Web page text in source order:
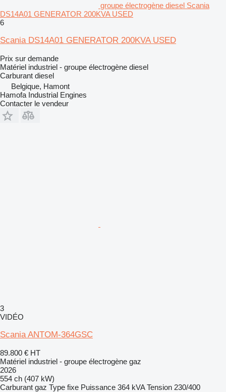
groupe électrogène diesel Scania
DS14A01 GENERATOR 200KVA USED
6
Scania DS14A01 GENERATOR 200KVA USED
Prix sur demande
Matériel industriel - groupe électrogène diesel
Carburant diesel
Belgique, Hamont
Hamofa Industrial Engines
Contacter le vendeur
3
VIDÉO
Scania ANTOM-364GSC
89.800 € HT
Matériel industriel - groupe électrogène gaz
2026
554 ch (407 kW)
Carburant gaz Type fixe Puissance 364 kVA Tension 230/400